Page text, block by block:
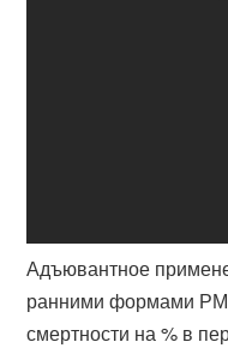
Адъювантное
ранними формами
смертности на % в